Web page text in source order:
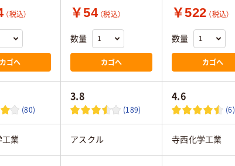
（税込）
カゴへ
￥54 （税込）
数量
カゴへ
￥522 （税込）
数量
カゴへ
(80)
3.8
(189)
4.6
(6)
工業 アスクル 寺西化学工業